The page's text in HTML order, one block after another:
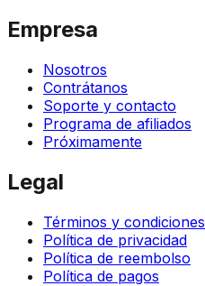
Empresa
Nosotros
Contrátanos
Soporte y contacto
Programa de afiliados
Próximamente
Legal
Términos y condiciones
Política de privacidad
Política de reembolso
Política de pagos